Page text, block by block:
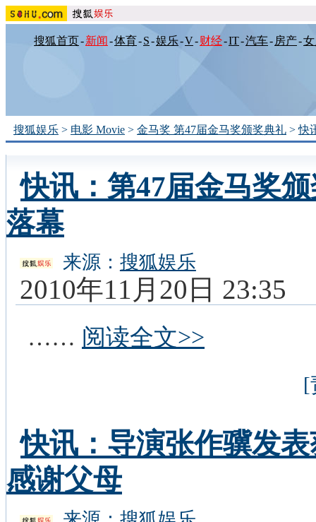
搜狐首页-新闻 -体育-S-娱乐-V-财经-IT-汽车- 房产-
搜狐娱乐 > 电影 Movie > 金马奖 第47届金马奖颁奖典礼 >快
快讯：第47届金马奖
落幕
来源： 搜狐娱乐
2010年11月20日 23:35
…… 阅读全文>>
[
快讯：导演张作骥发
感谢父母